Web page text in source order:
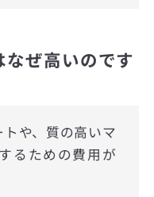
ぜ高いのです
や、質の高いマ
るための費用が